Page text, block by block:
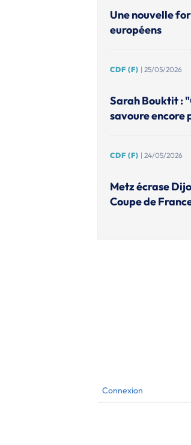
Une nouvelle
européens
CDF (F) | 25/05/2026
Sarah Bouktit :
savoure encore
CDF (F) | 24/05/2026
Metz écrase
Coupe de
Connexion